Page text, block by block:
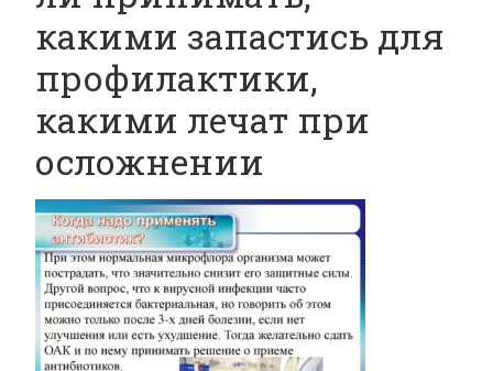
какими запастись для
профилактики,
какими лечат при
осложнении